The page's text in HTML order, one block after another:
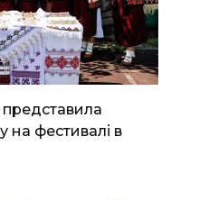
представила
на фестивалі в